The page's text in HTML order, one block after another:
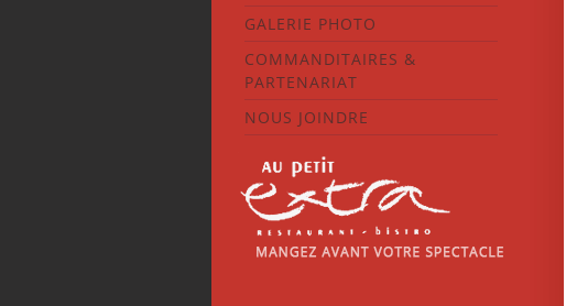
GALERIE PHOTO
COMMANDITAIRES &
PARTENARIAT
NOUS JOINDRE